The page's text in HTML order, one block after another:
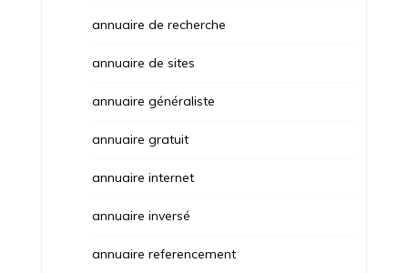
annuaire de recherche
annuaire de sites
annuaire généraliste
annuaire gratuit
annuaire internet
annuaire inversé
annuaire referencement